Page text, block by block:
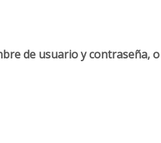
de usuario y contraseña,